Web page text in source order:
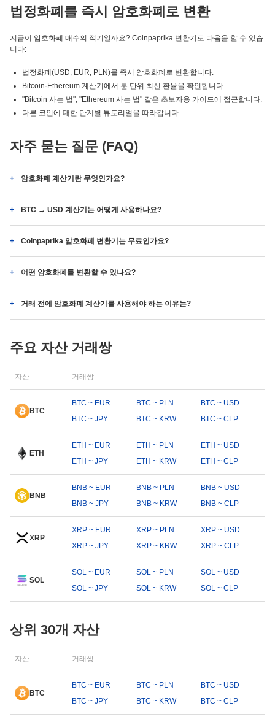
법정화폐를 즉시 암호화폐로 변환
지금이 암호화폐 매수의 적기일까요? Coinpaprika 변환기로 다음을 할 수 있습
니다:
법정화폐(USD, EUR, PLN)를 즉시 암호화폐로 변환합니다.
Bitcoin·Ethereum 계산기에서 분 단위 최신 환율을 확인합니다.
"Bitcoin 사는 법", "Ethereum 사는 법" 같은 초보자용 가이드에 접근합니다.
다른 코인에 대한 단계별 튜토리얼을 따라갑니다.
자주 묻는 질문 (FAQ)
암호화폐 계산기란 무엇인가요?
BTC → USD 계산기는 어떻게 사용하나요?
Coinpaprika 암호화폐 변환기는 무료인가요?
어떤 암호화폐를 변환할 수 있나요?
거래 전에 암호화폐 계산기를 사용해야 하는 이유는?
주요 자산 거래쌍
자산 거래쌍
BTC
BTC ~ EUR BTC ~ PLN
BTC ~ USD
BTC ~ JPY
BTC ~ KRW BTC ~ CLP
ETH
ETH ~ EUR ETH ~ PLN
ETH ~ USD
ETH ~ JPY
ETH ~ KRW ETH ~ CLP
BNB
BNB ~ EUR BNB ~ PLN
BNB ~ USD
BNB ~ JPY
BNB ~ KRW BNB ~ CLP
XRP
XRP ~ EUR XRP ~ PLN
XRP ~ USD
XRP ~ JPY
XRP ~ KRW XRP ~ CLP
SOL
SOL ~ EUR SOL ~ PLN
SOL ~ USD
SOL ~ JPY
SOL ~ KRW SOL ~ CLP
상위 30개 자산
자산 거래쌍
BTC
BTC ~ EUR BTC ~ PLN
BTC ~ USD
BTC ~ JPY
BTC ~ KRW BTC ~ CLP